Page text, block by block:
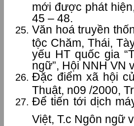
mới được phát
45 – 48.
Văn hoá truyền
tộc Chăm, Thái,
yếu HT quốc gia
ngữ”, Hội NNH VN
Đặc điểm xã hội
Thuật, n09 /2000,
Để tiến tới dịch
Việt, T.c Ngôn ngữ